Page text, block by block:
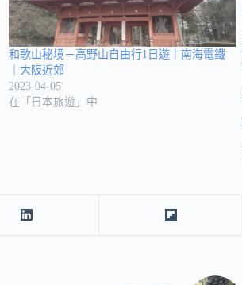
和歌山秘境－高野山自由行1日遊｜南海電鐵
｜大阪近郊
2023-04-05
在「日本旅遊」中